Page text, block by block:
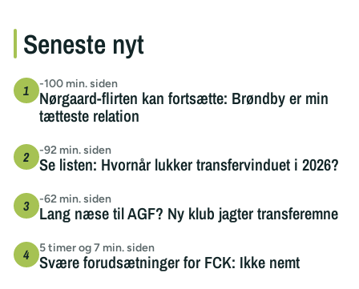
Seneste nyt
-100 min. siden
Nørgaard-flirten kan fortsætte: Brøndby er min
tætteste relation
-92 min. siden
Se listen: Hvornår lukker transfervinduet i 2026?
-62 min. siden
Lang næse til AGF? Ny klub jagter transferemne
5 timer og 7 min. siden
Svære forudsætninger for FCK: Ikke nemt